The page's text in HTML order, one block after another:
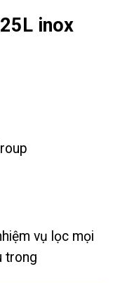
inox
vụ lọc mọi
trong